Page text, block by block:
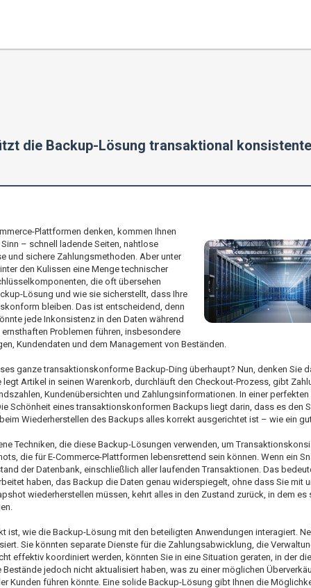
die Backup-Lösung transaktional
Plattformen denken, kommen Ihnen
– schnell ladende Seiten, nahtlose
und sichere Zahlungsmethoden. Aber unter
den Kulissen eine Menge technischer
die oft übersehen
Lösung und wie sie sicherstellt, dass Ihre
bleiben. Das ist entscheidend, denn
jede Inkonsistenz in den Daten während
Problemen führen, insbesondere
Kundendaten und dem Management von Beständen.
ganze transaktionskonforme Backup-Ding überhaupt? Nun, denken Sie
legt Artikel in seinen Warenkorb, durchläuft den Checkout-Prozess, gibt
Kundenübersichten und Zahlungsinformationen. In einer
Schönheit eines transaktionskonformen Backups liegt darin, dass es den
Wiederherstellen des Backups alles korrekt ausgerichtet ist – wie ein
Techniken, die diese Backup-Lösungen verwenden, um
die für E-Commerce-Plattformen lebensrettend sein können. Wenn ein
der Datenbank, einschließlich aller laufenden Transaktionen. Das
haben, das Backup die Daten genau widerspiegelt, ohne dass Sie mit
wiederherstellen müssen, kehrt alles in den Zustand zurück, in dem
ist, wie die Backup-Lösung mit den beteiligten Anwendungen interagiert.
Sie könnten separate Dienste für die Zahlungsabwicklung, die
effektiv koordiniert werden, könnten Sie in eine Situation geraten, in der
Bestände jedoch nicht aktualisiert haben, was zu einer möglichen
Kunden führen könnte. Eine solide Backup-Lösung gibt Ihnen die